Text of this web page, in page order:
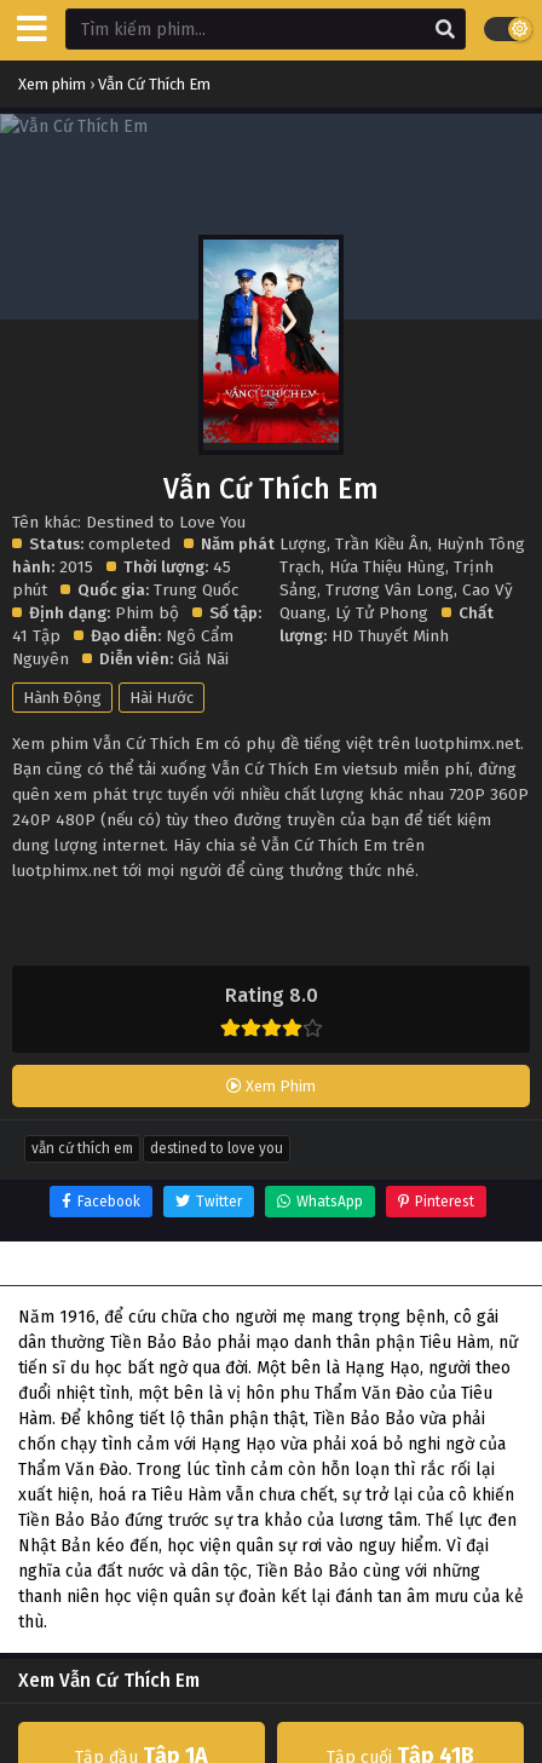
Xem phim › Vẫn Cứ Thích Em
Rating 8.0
Xem Phim
Vẫn Cứ Thích Em
Tên khác: Destined to Love You
Status: completed
Năm phát
hành: 2015 Thời lượng: 45
phút
Quốc gia: Trung Quốc
Định dạng: Phim bộ
Số tập:
41 Tập
Đạo diễn: Ngô Cẩm
Nguyên
Diễn viên: Giả Nãi
Lượng,Trần Kiều Ân, Huỳnh Tông
Trạch, Hứa Thiệu Hùng,Trịnh
Sảng,Trương Vân Long,Cao Vỹ
Quang, Lý Tử Phong
Chất
lượng: HD Thuyết Minh
Hành Động Hài Hước
Xem phim Vẫn Cứ Thích Em có phụ đề tiếng việt trên luotphimx.net.
Bạn cũng có thể tải xuống Vẫn Cứ Thích Em vietsub miễn phí, đừng
quên xem phát trực tuyến với nhiều chất lượng khác nhau 720P 360P
240P 480P (nếu có) tùy theo đường truyền của bạn để tiết kiệm
dung lượng internet. Hãy chia sẻ Vẫn Cứ Thích Em trên
luotphimx.net tới mọi người để cùng thưởng thức nhé.
vẫn cứ thích em destined to love you
Facebook Twitter WhatsApp Pinterest
Năm 1916, để cứu chữa cho người mẹ mang trọng bệnh, cô gái
dân thường Tiền Bảo Bảo phải mạo danh thân phận Tiêu Hàm, nữ
tiến sĩ du học bất ngờ qua đời. Một bên là Hạng Hạo, người theo
đuổi nhiệt tình, một bên là vị hôn phu Thẩm Văn Đào của Tiêu
Hàm. Để không tiết lộ thân phận thật, Tiền Bảo Bảo vừa phải
chốn chạy tình cảm với Hạng Hạo vừa phải xoá bỏ nghi ngờ của
Thẩm Văn Đào. Trong lúc tình cảm còn hỗn loạn thì rắc rối lại
xuất hiện, hoá ra Tiêu Hàm vẫn chưa chết, sự trở lại của cô khiến
Tiền Bảo Bảo đứng trước sự tra khảo của lương tâm. Thế lực đen
Nhật Bản kéo đến, học viện quân sự rơi vào nguy hiểm. Vì đại
nghĩa của đất nước và dân tộc, Tiền Bảo Bảo cùng với những
thanh niên học viện quân sự đoàn kết lại đánh tan âm mưu của kẻ
thù.
Xem Vẫn Cứ Thích Em
Tập đầu Tập 1A Tập cuối Tập 41B